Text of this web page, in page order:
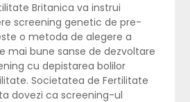
Britanica va instrui
screening genetic de pre-
o metoda de alegere a
mai bune sanse de dezvoltare
cu depistarea bolilor
Societatea de Fertilitate
dovezi ca screening-ul